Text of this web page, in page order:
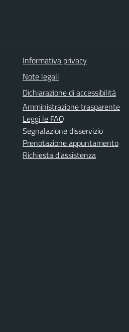
Informativa privacy
Note legali
Dichiarazione di accessibilità
Amministrazione trasparente
Leggi le FAQ
Segnalazione disservizio
Prenotazione appuntamento
Richiesta d'assistenza